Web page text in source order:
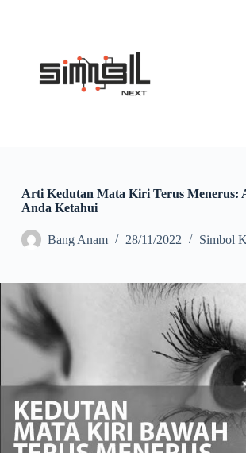
Arti Kedutan Mata Kiri Terus Menerus:
Anda Ketahui
Bang Anam 28/11/2022 Simbol